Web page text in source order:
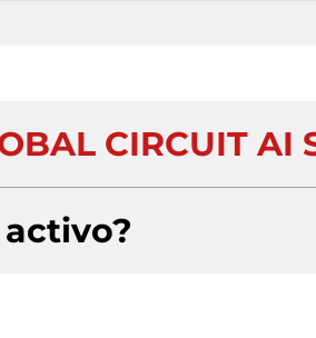
CIRCUIT AI
activo?